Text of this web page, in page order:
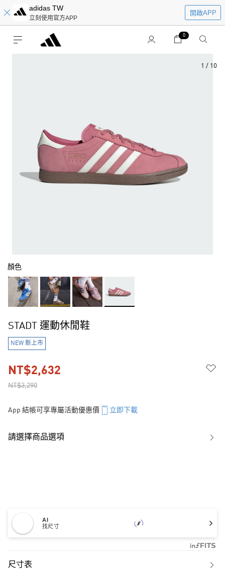
adidas TW
立刻使用官方APP
開啟APP
0
1 / 10
顏色
STADT 運動休閒鞋
NEW 新上市
NT$3,290
NT$2,632
App 結帳可享專屬活動優惠價 立即下載
請選擇商品選項
AI
找尺寸
尺寸表